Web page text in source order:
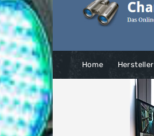
Home Hersteller